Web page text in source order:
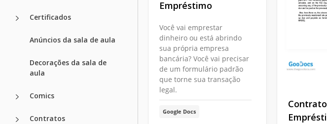
Certificados
Anúncios da sala de aula
Decorações da sala de
aula
Comics
Contratos
Empréstimo
Você vai emprestar
dinheiro ou está abrindo
sua própria empresa
bancária? Você vai precisar
de um formulário padrão
que torne sua transação
legal.
Google Docs